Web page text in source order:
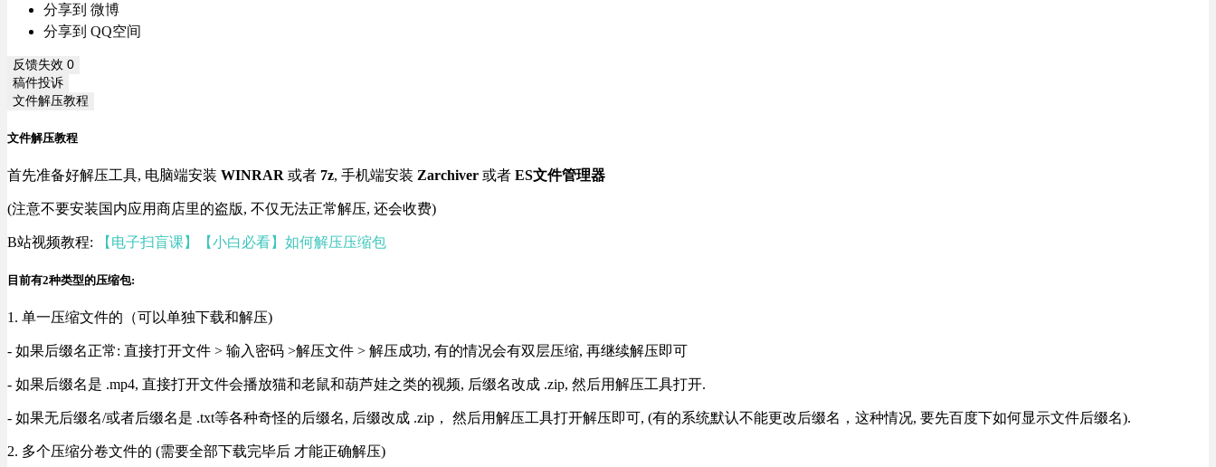
分享到 微博
分享到 QQ空间
反馈失效 0
稿件投诉
文件解压教程
文件解压教程
首先准备好解压工具, 电脑端安装 WINRAR 或者 7z, 手机端安装 Zarchiver 或者 ES文件管理器
(注意不要安装国内应用商店里的盗版, 不仅无法正常解压, 还会收费)
B站视频教程: 【电子扫盲课】【小白必看】如何解压压缩包
目前有2种类型的压缩包:
1. 单一压缩文件的（可以单独下载和解压)
- 如果后缀名正常: 直接打开文件 > 输入密码 >解压文件 > 解压成功, 有的情况会有双层压缩, 再继续解压即可
- 如果后缀名是 .mp4, 直接打开文件会播放猫和老鼠和葫芦娃之类的视频, 后缀名改成 .zip, 然后用解压工具打开.
- 如果无后缀名/或者后缀名是 .txt等各种奇怪的后缀名, 后缀改成 .zip， 然后用解压工具打开解压即可, (有的系统默认不能更改后缀名，这种情况, 要先百度下如何显示文件后缀名).
2. 多个压缩分卷文件的 (需要全部下载完毕后 才能正确解压)